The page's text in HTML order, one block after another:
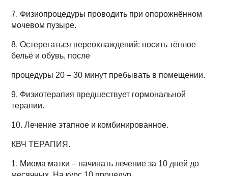
7. Физиопроцедуры проводить при опорожнённом
мочевом пузыре.
8. Остерегаться переохлаждений: носить тёплое
бельё и обувь, после
процедуры 20 – 30 минут пребывать в помещении.
9. Физиотерапия предшествует гормональной
терапии.
10. Лечение этапное и комбинированное.
КВЧ ТЕРАПИЯ.
1. Миома матки – начинать лечение за 10 дней до